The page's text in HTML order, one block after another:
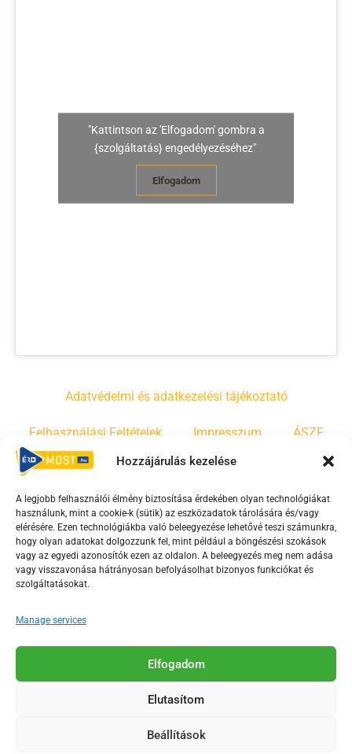
Hozzájárulás kezelése
A legjobb felhasználói élmény biztosítása érdekében olyan technológiákat
használunk, mint a cookie-k (sütik) az eszközadatok tárolására és/vagy
elérésére. Ezen technológiákba való beleegyezése lehetővé teszi számunkra,
hogy olyan adatokat dolgozzunk fel, mint például a böngészési szokások
vagy az egyedi azonosítók ezen az oldalon. A beleegyezés meg nem adása
vagy visszavonása hátrányosan befolyásolhat bizonyos funkciókat és
szolgáltatásokat.
Manage services
Elfogadom
Elutasítom
Beállítások
"Kattintson az 'Elfogadom' gombra a
{szolgáltatás} engedélyezéséhez"
Elfogadom
Adatvédelmi és adatkezelési tájékoztató
Felhasználási Feltételek Impresszum ÁSZF
Irányelvek Moderálási szabályzat
F
a
c
e
o
o
-
Y
o
u
t
b
e
s
T
i
k
Az Érd Média médiaszolgáltatási tevékenységét a
Médiatanács a Magyar Média Mecenatúra program
2018-2026. © Minden jog fenntartva, Érd Megyei Jogú Város